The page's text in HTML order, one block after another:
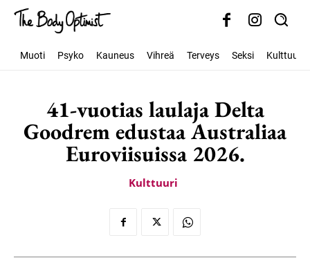
Muoti Psyko Kauneus Vihreä Terveys Seksi Kulttuuri
41-vuotias laulaja Delta
Goodrem edustaa Australiaa
Euroviisuissa 2026.
Kulttuuri